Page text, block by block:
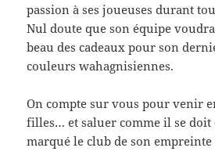
passion à ses joueuses durant
Nul doute que son équipe
beau des cadeaux pour son
couleurs wahagnisiennes.
On compte sur vous pour venir
filles… et saluer comme il se doit
marqué le club de son empreinte